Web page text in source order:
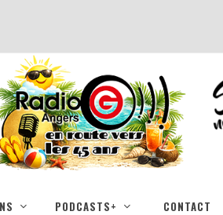
PODCASTS+ CONTACT